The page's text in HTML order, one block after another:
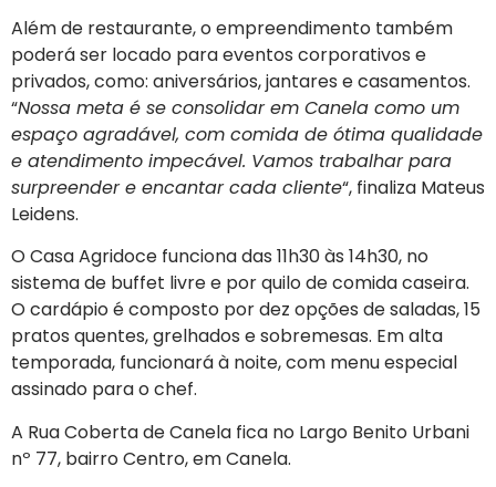
Além de restaurante, o empreendimento também
poderá ser locado para eventos corporativos e
privados, como: aniversários, jantares e casamentos.
“Nossa meta é se consolidar em Canela como um
espaço agradável, com comida de ótima qualidade
e atendimento impecável. Vamos trabalhar para
surpreender e encantar cada cliente“, finaliza Mateus
Leidens.
O Casa Agridoce funciona das 11h30 às 14h30, no
sistema de buffet livre e por quilo de comida caseira.
O cardápio é composto por dez opções de saladas, 15
pratos quentes, grelhados e sobremesas. Em alta
temporada, funcionará à noite, com menu especial
assinado para o chef.
A Rua Coberta de Canela fica no Largo Benito Urbani
nº 77, bairro Centro, em Canela.